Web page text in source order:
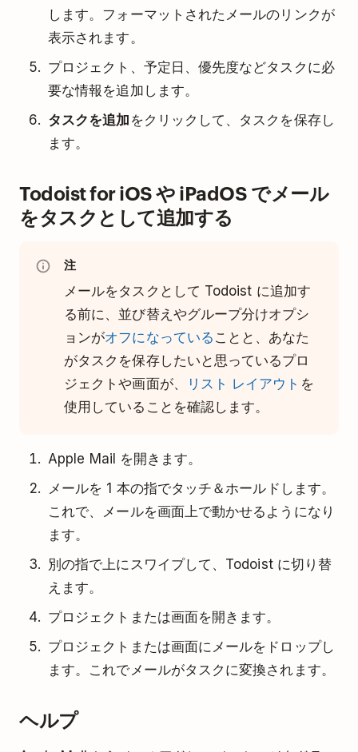
します。フォーマットされたメールのリンクが
表示されます。
プロジェクト、予定日、優先度などタスクに必
要な情報を追加します。
タスクを追加 をクリックして、タスクを保存し
ます。
Todoist for iOS や iPadOS でメール
をタスクとして追加する
注
メールをタスクとして Todoist に追加す
る前に、並び替えやグループ分けオプシ
ョンがオフになっている ことと、あなた
がタスクを保存したいと思っているプロ
ジェクトや画面が、
リスト レイアウト を
使用していることを確認します。
Apple Mail を開きます。
メールを 1 本の指でタッチ＆ホールドします。
これで、メールを画面上で動かせるようになり
ます。
別の指で上にスワイプして、Todoist に切り替
えます。
プロジェクトまたは画面を開きます。
プロジェクトまたは画面にメールをドロップし
ます。これでメールがタスクに変換されます。
ヘルプ